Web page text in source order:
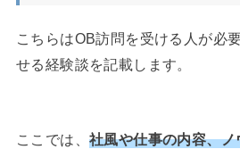
こちらはOB訪問を受ける人が必
せる経験談を記載します。
ここでは、 社風や仕事の内容、